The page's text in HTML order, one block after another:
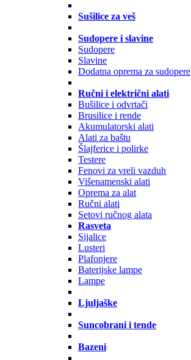
Sušilice za veš
Sudopere i slavine
Sudopere
Slavine
Dodatna oprema za sudopere
Ručni i električni alati
Bušilice i odvrtači
Brusilice i rende
Akumulatorski alati
Alati za baštu
Šlajferice i polirke
Testere
Fenovi za vreli vazduh
Višenamenski alati
Oprema za alat
Ručni alati
Setovi ručnog alata
Rasveta
Sijalice
Lusteri
Plafonjere
Baterijske lampe
Lampe
Ljuljaške
Suncobrani i tende
Bazeni